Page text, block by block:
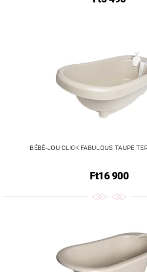
BÉBÉ-JOU CLICK FABULOUS TAUPE
Ft16 900